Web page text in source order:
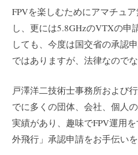
FPVを楽しむためにアマチュ
し、更には5.8GHzのVTXの申
しても、今度は国交省の承認
ではありますが、法律なので
戸澤洋二技術士事務所および
でに多くの団体、会社、個人
実績があり、趣味でFPV運用
外飛行」承認申請をお手伝いを